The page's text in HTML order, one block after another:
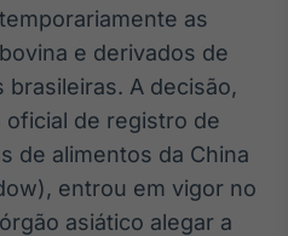
Gestão de
Investimentos
Tokenização
de ativos
as
e derivados de
A decisão,
de registro de
de alimentos da China
entrou em vigor no
asiático alegar a